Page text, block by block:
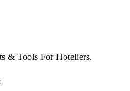
& Tools For Hoteliers.